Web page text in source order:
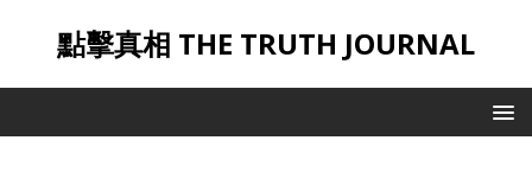
點擊真相 THE TRUTH JOURNAL